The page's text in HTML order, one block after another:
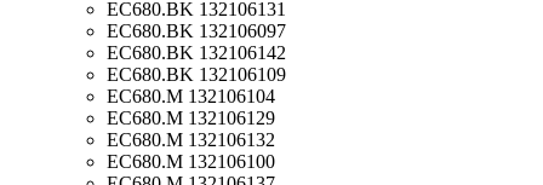
EC680.BK 132106131
EC680.BK 132106097
EC680.BK 132106142
EC680.BK 132106109
EC680.M 132106104
EC680.M 132106129
EC680.M 132106132
EC680.M 132106100